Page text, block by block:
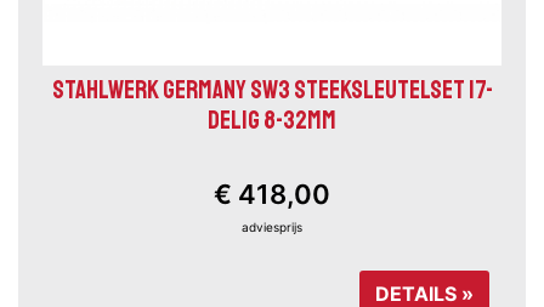
STAHLWERK GERMANY SW3 STEEKSLEUTELSET 17-
DELIG 8-32MM
€ 418,00
adviesprijs
DETAILS »